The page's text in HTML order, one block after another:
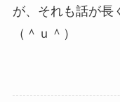
が、それも話が長
（＾ｕ＾）